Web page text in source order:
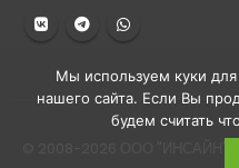
Мы используем куки
нашего сайта. Если Вы
будем считать